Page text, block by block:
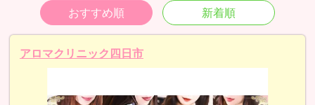
おすすめ順 新着順
アロマクリニック四日市